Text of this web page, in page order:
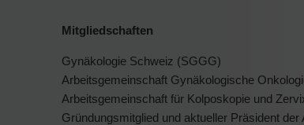
Mitgliedschaften
Gynäkologie Schweiz (SGGG)
Arbeitsgemeinschaft Gynäkologische
Arbeitsgemeinschaft für Kolposkopie und
Gründungsmitglied und aktueller Präsident